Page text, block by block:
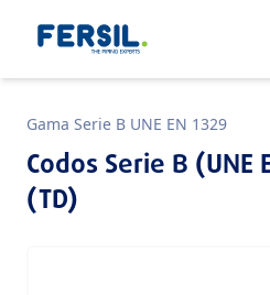
Gama Serie B UNE EN 1329
Codos Serie B (UNE
(TD)